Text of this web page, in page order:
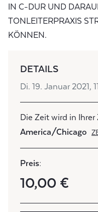
IN C-DUR UND
TONLEITERPRAXIS
KÖNNEN.
DETAILS
Di. 19. Januar 2021,
Die Zeit wird in
America/Chicago
Preis:
10,00 €